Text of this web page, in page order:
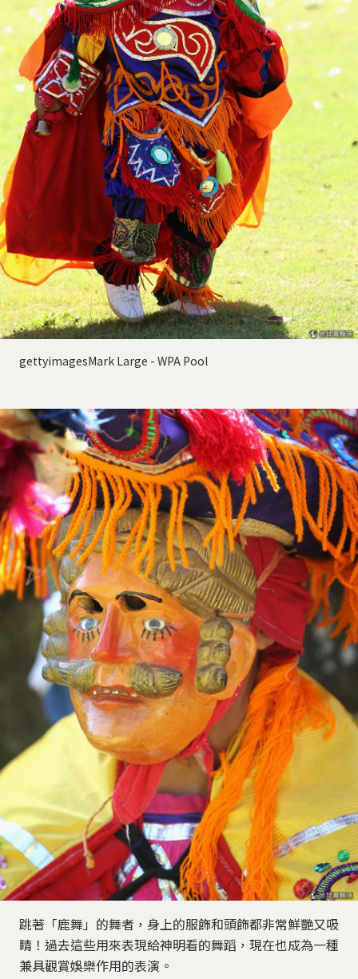
gettyimagesMark Large - WPA Pool
跳著「鹿舞」的舞者，身上的服飾和頭飾都非常鮮艷又吸
睛！過去這些用來表現給神明看的舞蹈，現在也成為一種
兼具觀賞娛樂作用的表演。